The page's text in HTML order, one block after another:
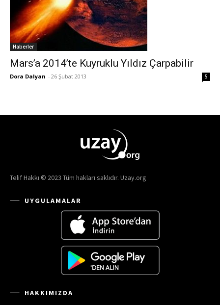
Haberler
Mars’a 2014’te Kuyruklu Yıldız Çarpabilir
Dora Dalyan - 26 Şubat 2013 5
Telif Hakkı © 2023 Tüm hakları saklıdır. Uzay.org
UYGULAMALAR
HAKKIMIZDA